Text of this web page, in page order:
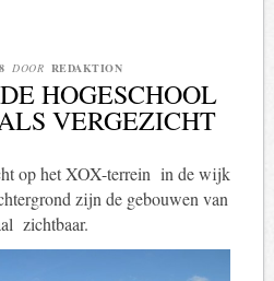
DOOR REDAKTION
HOGESCHOOL
VERGEZICHT
op het XOX-terrein in de wijk
zijn de gebouwen van
zichtbaar.